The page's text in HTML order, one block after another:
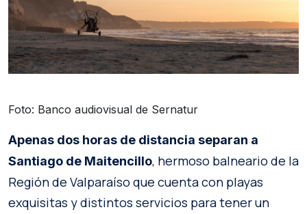
Foto: Banco audiovisual de Sernatur
Apenas dos horas de distancia separan a
Santiago de Maitencillo, hermoso balneario de la
Región de Valparaíso que cuenta con playas
exquisitas y distintos servicios para tener un